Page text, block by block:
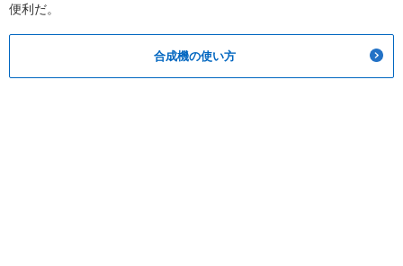
便利だ。
合成機の使い方